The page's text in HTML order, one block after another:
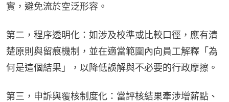
實，避免流於空泛形容。
第二，程序透明化：如涉及校準或比較口徑，應有清
楚原則與留痕機制，並在適當範圍內向員工解釋「為
何是這個結果」，以降低誤解與不必要的行政摩擦。
第三，申訴與覆核制度化：當評核結果牽涉增薪點、